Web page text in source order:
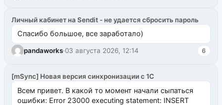
Личный кабинет на Sendit - не удается сбросить пароль
Спасибо большое, все заработало)
pandaworks·03 августа 2026, 12:14 6
[mSync] Новая версия синхронизации с 1С
Всем привет. В какой то момент начали сыпаться
ошибки: Error 23000 executing statement: INSERT